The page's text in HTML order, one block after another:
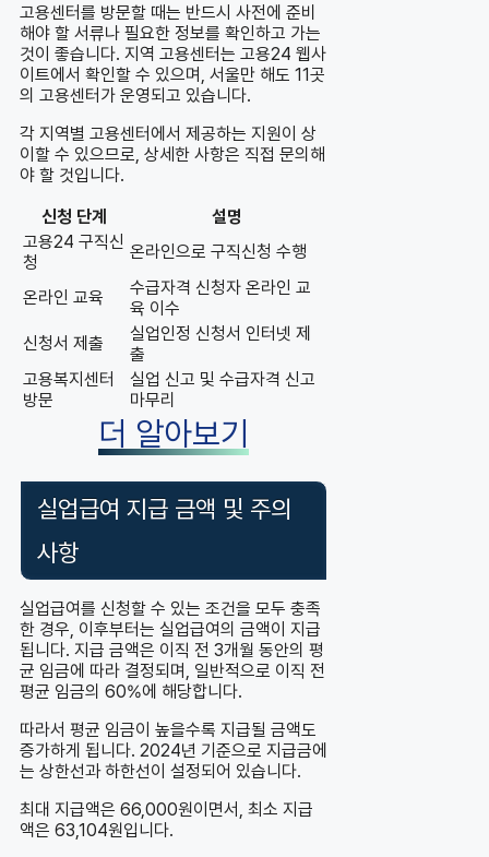
고용센터를 방문할 때는 반드시 사전에 준비
해야 할 서류나 필요한 정보를 확인하고 가는
것이 좋습니다. 지역 고용센터는 고용24 웹사
이트에서 확인할 수 있으며, 서울만 해도 11곳
의 고용센터가 운영되고 있습니다.
각 지역별 고용센터에서 제공하는 지원이 상
이할 수 있으므로, 상세한 사항은 직접 문의해
야 할 것입니다.
신청 단계
설명
고용24 구직신
청
온라인으로 구직신청 수행
온라인 교육
수급자격 신청자 온라인 교
육 이수
신청서 제출
실업인정 신청서 인터넷 제
출
고용복지센터
방문
실업 신고 및 수급자격 신고
마무리
더 알아보기
실업급여 지급 금액 및 주의
사항
실업급여를 신청할 수 있는 조건을 모두 충족
한 경우, 이후부터는 실업급여의 금액이 지급
됩니다. 지급 금액은 이직 전 3개월 동안의 평
균 임금에 따라 결정되며, 일반적으로 이직 전
평균 임금의 60%에 해당합니다.
따라서 평균 임금이 높을수록 지급될 금액도
증가하게 됩니다. 2024년 기준으로 지급금에
는 상한선과 하한선이 설정되어 있습니다.
최대 지급액은 66,000원이면서, 최소 지급
액은 63,104원입니다.